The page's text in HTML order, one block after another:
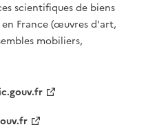
scientifiques de biens
France (œuvres d'art,
mobiliers,